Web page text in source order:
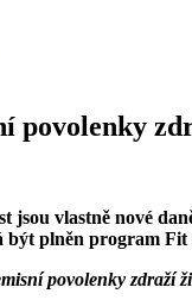
povolenky
jsou vlastně nové
plněn program
povolenky zdraží